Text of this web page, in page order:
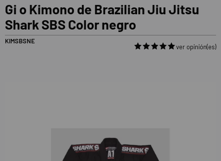
Gi o Kimono de Brazilian Jiu Jitsu
Shark SBS Color negro
KIMSBSNE
ver opinión(es)